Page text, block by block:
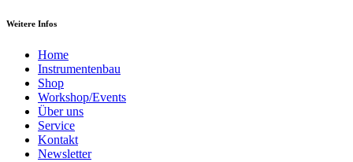
Weitere Infos
Home
Instrumentenbau
Shop
Workshop/Events
Über uns
Service
Kontakt
Newsletter